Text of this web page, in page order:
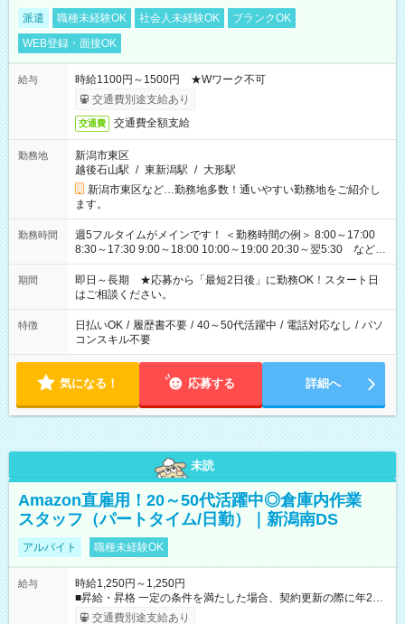
派遣 職種未経験OK 社会人未経験OK
ブランクOK
WEB登録・面接OK
給与
時給1100円～1500円 ★Wワーク不可
交通費別途支給あり
交通費 交通費全額支給
勤務地
新潟市東区
越後石山駅 / 東新潟駅 / 大形駅
新潟市東区など…勤務地多数！通いやすい勤務地をご紹介し
ます。
勤務時間
週5フルタイムがメインです！ ＜勤務時間の例＞ 8:00～17:00
8:30～17:30 9:00～18:00 10:00～19:00 20:30～翌5:30 など ★
その他にも勤務時間多数！ 日勤のみ、残業なし、交替制など
ご希望を教えてください！
期間
即日～長期 ★応募から「最短2日後」に勤務OK！スタート日
はご相談ください。
特徴 日払いOK / 履歴書不要 / 40～50代活躍中 / 電話対応なし / パソ
コンスキル不要
気になる！ 応募する 詳細へ
未読
Amazon直雇用！20～50代活躍中◎倉庫内作業
スタッフ（パートタイム/日勤）｜新潟南DS
アルバイト 職種未経験OK
給与
時給1,250円～1,250円
■昇給・昇格 一定の条件を満たした場合、契約更新の際に年2回
まで昇給の機会があります。 ■正社員登用制度あり ※月末締/翌
交通費別途支給あり